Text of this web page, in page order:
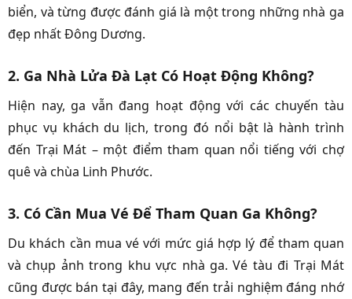
biển, và từng được đánh giá là một trong những nhà ga
đẹp nhất Đông Dương.
2. Ga Nhà Lửa Đà Lạt Có Hoạt Động Không?
Hiện nay, ga vẫn đang hoạt động với các chuyến tàu
phục vụ khách du lịch, trong đó nổi bật là hành trình
đến Trại Mát – một điểm tham quan nổi tiếng với chợ
quê và chùa Linh Phước.
3. Có Cần Mua Vé Để Tham Quan Ga Không?
Du khách cần mua vé với mức giá hợp lý để tham quan
và chụp ảnh trong khu vực nhà ga. Vé tàu đi Trại Mát
cũng được bán tại đây, mang đến trải nghiệm đáng nhớ